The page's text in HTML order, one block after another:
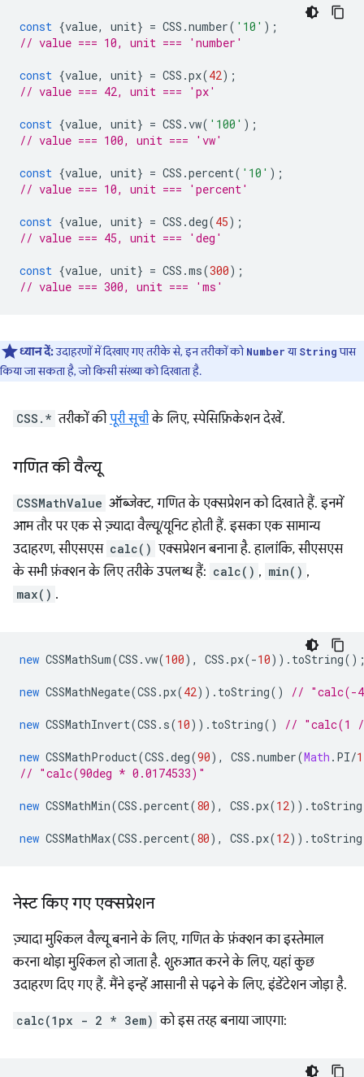
const {value, unit} = CSS .number( '10' );
// value === 10, unit === 'number'
const {value, unit} = CSS .px(42);
// value === 42, unit === 'px'
const {value, unit} = CSS .vw( '100' );
// value === 100, unit === 'vw'
const {value, unit} = CSS .percent( '10' );
// value === 10, unit === 'percent'
const {value, unit} = CSS .deg(45);
// value === 45, unit === 'deg'
const {value, unit} = CSS .ms(300);
// value === 300, unit === 'ms'
ध्यान दें:उदाहरणों में दिखाए गए तरीके से, इन तरीकों कोNumberयाStringपास
किया जा सकता है, जो किसी संख्या को दिखाता है.
CSS.* तरीकों कीपूरी सूचीके लिए, स्पेसिफ़िकेशन देखें.
गणित की वैल्यू
CSSMathValue ऑब्जेक्ट, गणित के एक्सप्रेशन को दिखाते हैं. इनमें
आम तौर पर एक से ज़्यादा वैल्यू/यूनिट होती हैं. इसका एक सामान्य
उदाहरण, सीएसएस calc() एक्सप्रेशन बनाना है. हालांकि, सीएसएस
के सभी फ़ंक्शन के लिए तरीके उपलब्ध हैं: calc() , min() ,
max() .
new CSSMathSum(CSS .vw(100), CSS .px(-10)). toString
new CSSMathNegate(CSS .px(42)). toString() // "calc(-
new CSSMathInvert(CSS . s(10)). toString() // "calc(1
new CSSMathProduct(CSS .deg(90), CSS .number(Math . PI/
// "calc(90deg * 0.0174533)"
new CSSMathMin(CSS .percent(80), CSS .px(12)). toString
new CSSMathMax(CSS .percent(80), CSS .px(12)). toString
नेस्ट किए गए एक्सप्रेशन
ज़्यादा मुश्किल वैल्यू बनाने के लिए, गणित के फ़ंक्शन का इस्तेमाल
करना थोड़ा मुश्किल हो जाता है. शुरुआत करने के लिए, यहां कुछ
उदाहरण दिए गए हैं. मैंने इन्हें आसानी से पढ़ने के लिए, इंडेंटेशन जोड़ा है.
calc(1px - 2 * 3em) को इस तरह बनाया जाएगा: